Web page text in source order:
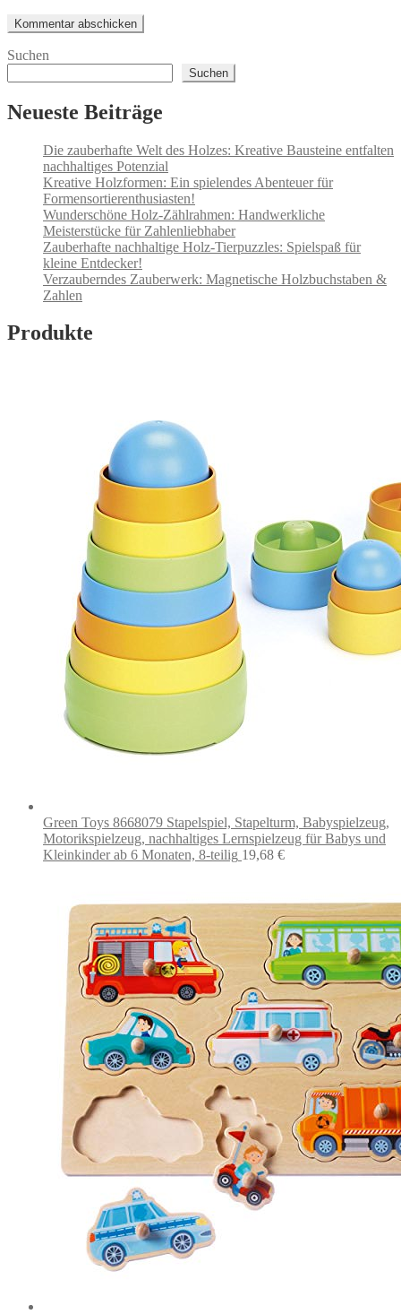
Suchen
Suchen
Neueste Beiträge
Die zauberhafte Welt des Holzes: Kreative Bausteine entfalten
nachhaltiges Potenzial
Kreative Holzformen: Ein spielendes Abenteuer für
Formensortierenthusiasten!
Wunderschöne Holz-Zählrahmen: Handwerkliche
Meisterstücke für Zahlenliebhaber
Zauberhafte nachhaltige Holz-Tierpuzzles: Spielspaß für
kleine Entdecker!
Verzauberndes Zauberwerk: Magnetische Holzbuchstaben &
Zahlen
Produkte
Green Toys 8668079 Stapelspiel, Stapelturm, Babyspielzeug,
Motorikspielzeug, nachhaltiges Lernspielzeug für Babys und
Kleinkinder ab 6 Monaten, 8-teilig 19,68 €